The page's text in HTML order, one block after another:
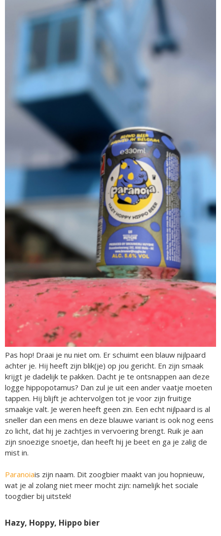
Pas hop! Draai je nu niet om. Er schuimt een blauw nijlpaard
achter je. Hij heeft zijn blik(je) op jou gericht. En zijn smaak
krijgt je dadelijk te pakken. Dacht je te ontsnappen aan deze
logge hippopotamus? Dan zul je uit een ander vaatje moeten
tappen. Hij blijft je achtervolgen tot je voor zijn fruitige
smaakje valt. Je weren heeft geen zin. Een echt nijlpaard is al
sneller dan een mens en deze blauwe variant is ook nog eens
zo licht, dat hij je zachtjes in vervoering brengt. Ruik je aan
zijn snoezige snoetje, dan heeft hij je beet en ga je zalig de
mist in.
Paranoiais zijn naam. Dit zoogbier maakt van jou hopnieuw,
wat je al zolang niet meer mocht zijn: namelijk het sociale
toogdier bij uitstek!
Hazy, Hoppy, Hippo bier